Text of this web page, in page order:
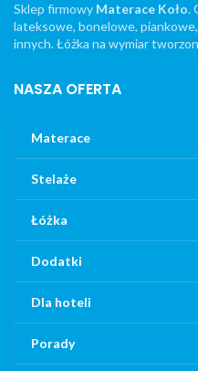
Sklep firmowy Materace Koło.
lateksowe, bonelowe,
innych. Łóżka na wymiar
NASZA OFERTA
Materace
Stelaże
Łóżka
Dodatki
Dla hoteli
Porady